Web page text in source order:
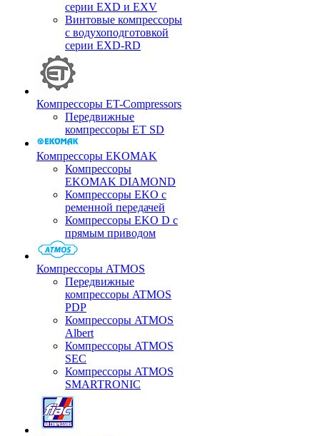
серии EXD и EXV
Винтовые компрессоры
с водухоподготовкой
серии EXD-RD
Компрессоры ET-Compressors
Передвижные
компрессоры ET SD
Компрессоры EKOMAK
Компрессоры
EKOMAK DIAMOND
Компрессоры EKO c
ременной передачей
Компрессоры EKO D с
прямым приводом
Компрессоры ATMOS
Передвижные
компрессоры ATMOS
PDP
Компрессоры ATMOS
Albert
Компрессоры ATMOS
SEC
Компрессоры ATMOS
SMARTRONIC